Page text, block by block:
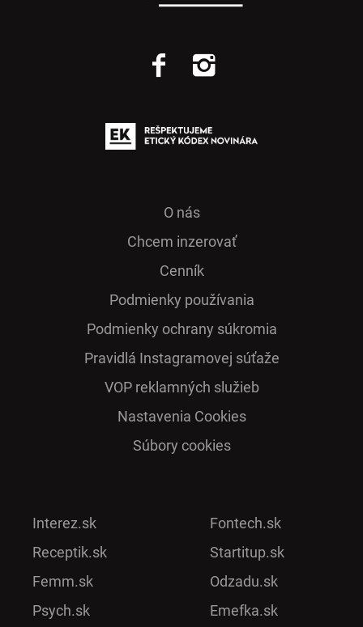
O nás
Chcem inzerovať
Cenník
Podmienky používania
Podmienky ochrany súkromia
Pra­vidlá Ins­ta­gra­mo­vej sú­ťaže
VOP reklamných služieb
Nastavenia Cookies
Súbory cookies
Interez.sk
Receptik.sk
Femm.sk
Psych.sk
Fontech.sk
Startitup.sk
Odzadu.sk
Emefka.sk